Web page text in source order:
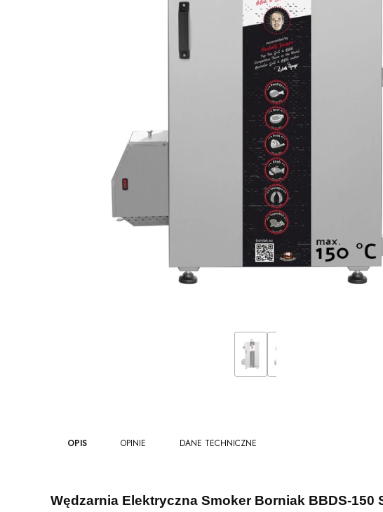
OPIS OPINIE DANE TECHNICZNE
Wędzarnia Elektryczna Smoker Borniak BBDS-150